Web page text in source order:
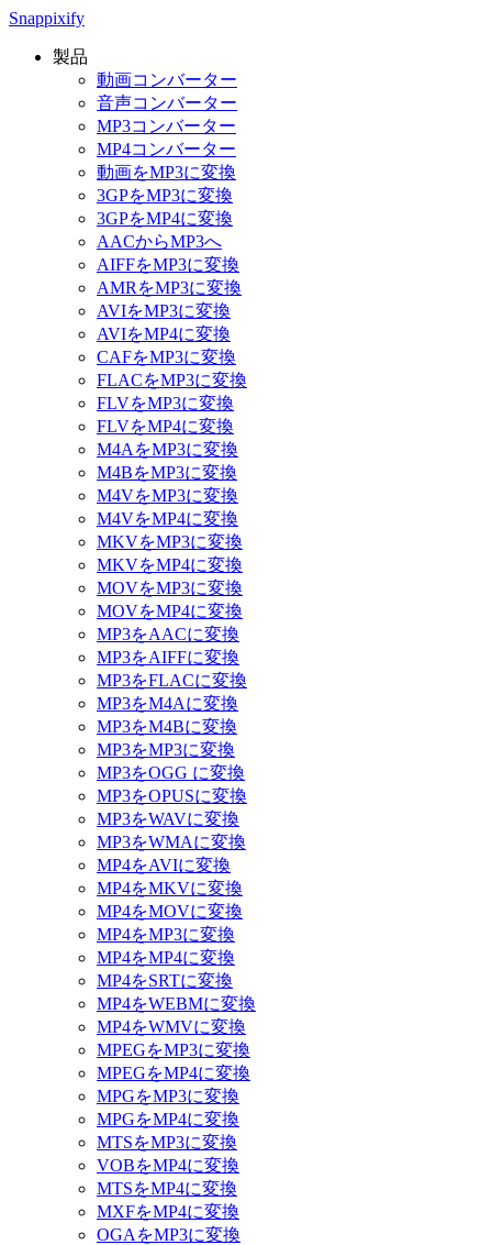
Snappixify
製品
動画コンバーター
音声コンバーター
MP3コンバーター
MP4コンバーター
動画をMP3に変換
3GPをMP3に変換
3GPをMP4に変換
AACからMP3へ
AIFFをMP3に変換
AMRをMP3に変換
AVIをMP3に変換
AVIをMP4に変換
CAFをMP3に変換
FLACをMP3に変換
FLVをMP3に変換
FLVをMP4に変換
M4AをMP3に変換
M4BをMP3に変換
M4VをMP3に変換
M4VをMP4に変換
MKVをMP3に変換
MKVをMP4に変換
MOVをMP3に変換
MOVをMP4に変換
MP3をAACに変換
MP3をAIFFに変換
MP3をFLACに変換
MP3をM4Aに変換
MP3をM4Bに変換
MP3をMP3に変換
MP3をOGG に変換
MP3をOPUSに変換
MP3をWAVに変換
MP3をWMAに変換
MP4をAVIに変換
MP4をMKVに変換
MP4をMOVに変換
MP4をMP3に変換
MP4をMP4に変換
MP4をSRTに変換
MP4をWEBMに変換
MP4をWMVに変換
MPEGをMP3に変換
MPEGをMP4に変換
MPGをMP3に変換
MPGをMP4に変換
MTSをMP3に変換
VOBをMP4に変換
MTSをMP4に変換
MXFをMP4に変換
OGAをMP3に変換